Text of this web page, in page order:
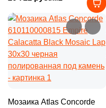
под камень
Мозаика Atlas Concorde